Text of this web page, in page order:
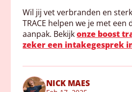
Wil jij vet verbranden en
TRACE helpen we je met een
aanpak. Bekijkonze boost
zeker een intakegesprek
NICK MAES